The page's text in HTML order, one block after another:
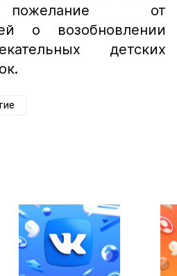
пожелание от
о возобновлении
детских